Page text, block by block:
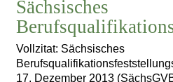
Sächsisches
Vollzitat: Sächsisches
17. Dezember 2013